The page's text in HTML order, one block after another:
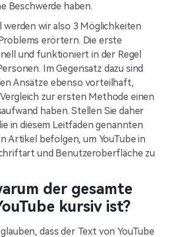
Beschwerde haben.
werden wir also 3 Möglichkeiten
erörtern. Die erste
und funktioniert in der Regel
Im Gegensatz dazu sind
Ansätze ebenso vorteilhaft,
zur ersten Methode einen
haben. Stellen Sie daher
in diesem Leitfaden genannten
Artikel befolgen, um YouTube in
und Benutzeroberfläche zu
der gesamte
kursiv ist?
dass der Text von YouTube